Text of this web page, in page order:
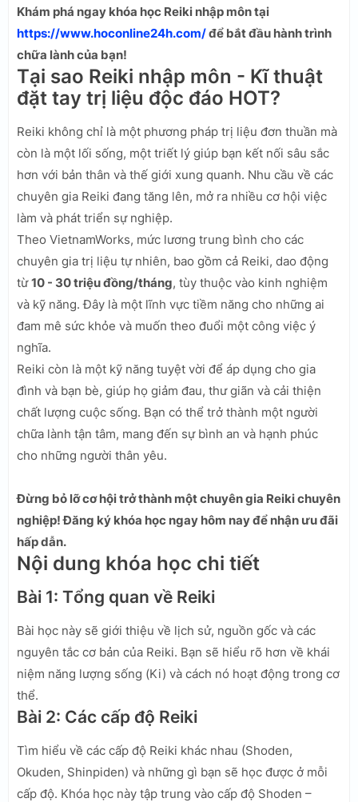
Khám phá ngay khóa học Reiki nhập môn tại
https://www.hoconline24h.com/để bắt đầu hành trình
chữa lành của bạn!
Tại sao Reiki nhập môn - Kĩ thuật
đặt tay trị liệu độc đáo HOT?
Reiki không chỉ là một phương pháp trị liệu đơn thuần mà
còn là một lối sống, một triết lý giúp bạn kết nối sâu sắc
hơn với bản thân và thế giới xung quanh. Nhu cầu về các
chuyên gia Reiki đang tăng lên, mở ra nhiều cơ hội việc
làm và phát triển sự nghiệp.
Theo VietnamWorks, mức lương trung bình cho các
chuyên gia trị liệu tự nhiên, bao gồm cả Reiki, dao động
từ10 - 30 triệu đồng/tháng, tùy thuộc vào kinh nghiệm
và kỹ năng. Đây là một lĩnh vực tiềm năng cho những ai
đam mê sức khỏe và muốn theo đuổi một công việc ý
nghĩa.
Reiki còn là một kỹ năng tuyệt vời để áp dụng cho gia
đình và bạn bè, giúp họ giảm đau, thư giãn và cải thiện
chất lượng cuộc sống. Bạn có thể trở thành một người
chữa lành tận tâm, mang đến sự bình an và hạnh phúc
cho những người thân yêu.
Đừng bỏ lỡ cơ hội trở thành một chuyên gia Reiki chuyên
nghiệp! Đăng ký khóa học ngay hôm nay để nhận ưu đãi
hấp dẫn.
Nội dung khóa học chi tiết
Bài 1: Tổng quan về Reiki
Bài học này sẽ giới thiệu về lịch sử, nguồn gốc và các
nguyên tắc cơ bản của Reiki. Bạn sẽ hiểu rõ hơn về khái
niệm năng lượng sống (Ki) và cách nó hoạt động trong cơ
thể.
Bài 2: Các cấp độ Reiki
Tìm hiểu về các cấp độ Reiki khác nhau (Shoden,
Okuden, Shinpiden) và những gì bạn sẽ học được ở mỗi
cấp độ. Khóa học này tập trung vào cấp độ Shoden –